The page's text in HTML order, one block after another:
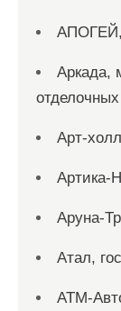
АПОГЕЙ,
Аркада,
Арт-
Артика-
Аруна-
Атал,
АТМ-